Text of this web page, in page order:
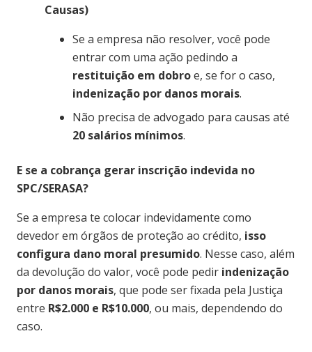
Causas)
Se a empresa não resolver, você pode
entrar com uma ação pedindo a
restituição em dobroe, se for o caso,
indenização por danos morais.
Não precisa de advogado para causas até
20 salários mínimos.
E se a cobrança gerar inscrição indevida no
SPC/SERASA?
Se a empresa te colocar indevidamente como
devedor em órgãos de proteção ao crédito, isso
configura dano moral presumido. Nesse caso, além
da devolução do valor, você pode pedir indenização
por danos morais, que pode ser fixada pela Justiça
entre R$2.000 e R$10.000, ou mais, dependendo do
caso.